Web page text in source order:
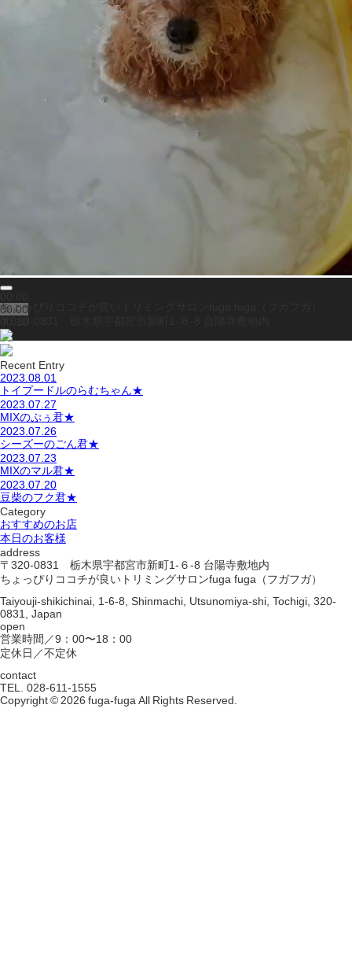
00:00
ちょっぴりココチが良いトリミングサロンfuga fuga（フガフガ）
Recent Entry
2023.08.01
トイプードルのらむちゃん★
2023.07.27
MIXのぷぅ君★
2023.07.26
シーズーのごん君★
2023.07.23
MIXのマル君★
2023.07.20
豆柴のフク君★
Category
おすすめのお店
本日のお客様
address
〒320-0831 栃木県宇都宮市新町1-６-8 台陽寺敷地内
ちょっぴりココチが良いトリミングサロンfuga fuga（フガフガ）
Taiyouji-shikichinai, 1-6-8, Shinmachi, Utsunomiya-shi, Tochigi, 320-
0831, Japan
open
営業時間／9：00〜18：00
定休日／不定休
contact
TEL. 028-611-1555
Copyright © 2026 fuga-fuga All Rights Reserved.